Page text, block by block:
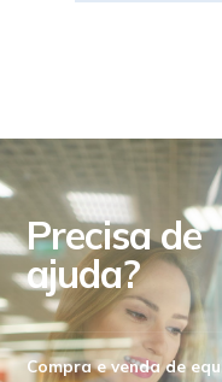
Precisa de
ajuda?
Compra e venda de